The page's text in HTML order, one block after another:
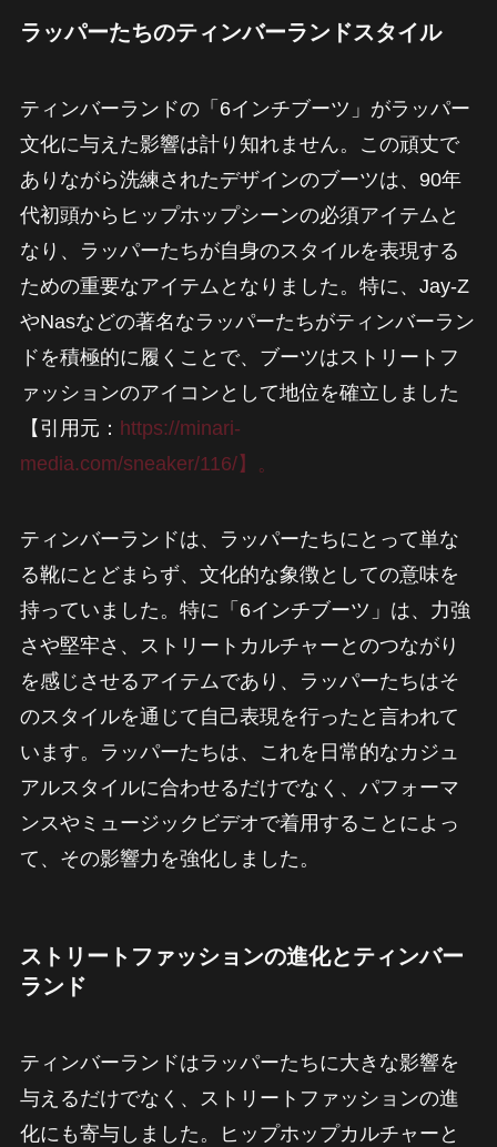
ラッパーたちのティンバーランドスタイル
ティンバーランドの「6インチブーツ」がラッパー
文化に与えた影響は計り知れません。この頑丈で
ありながら洗練されたデザインのブーツは、90年
代初頭からヒップホップシーンの必須アイテムと
なり、ラッパーたちが自身のスタイルを表現する
ための重要なアイテムとなりました。特に、Jay-Z
やNasなどの著名なラッパーたちがティンバーラン
ドを積極的に履くことで、ブーツはストリートフ
ァッションのアイコンとして地位を確立しました
【引用元： https://minari-
media.com/sneaker/116/】。
ティンバーランドは、ラッパーたちにとって単な
る靴にとどまらず、文化的な象徴としての意味を
持っていました。特に「6インチブーツ」は、力強
さや堅牢さ、ストリートカルチャーとのつながり
を感じさせるアイテムであり、ラッパーたちはそ
のスタイルを通じて自己表現を行ったと言われて
います。ラッパーたちは、これを日常的なカジュ
アルスタイルに合わせるだけでなく、パフォーマ
ンスやミュージックビデオで着用することによっ
て、その影響力を強化しました。
ストリートファッションの進化とティンバー
ランド
ティンバーランドはラッパーたちに大きな影響を
与えるだけでなく、ストリートファッションの進
化にも寄与しました。ヒップホップカルチャーと